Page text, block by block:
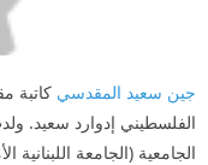
جين سعيد المقدسي كاتبة
الفلسطيني إدوارد سعيد.
الجامعية (الجامعة